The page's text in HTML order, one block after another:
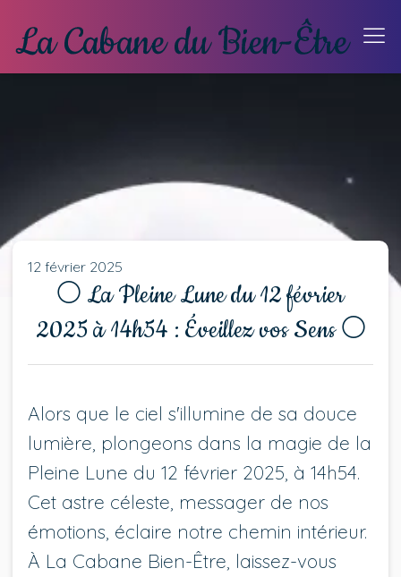
12 février 2025
🌕 La Pleine Lune du 12 février
2025 à 14h54 : Éveillez vos Sens 🌕
Alors que le ciel s'illumine de sa douce
lumière, plongeons dans la magie de la
Pleine Lune du 12 février 2025, à 14h54.
Cet astre céleste, messager de nos
émotions, éclaire notre chemin intérieur.
À La Cabane Bien-Être, laissez-vous